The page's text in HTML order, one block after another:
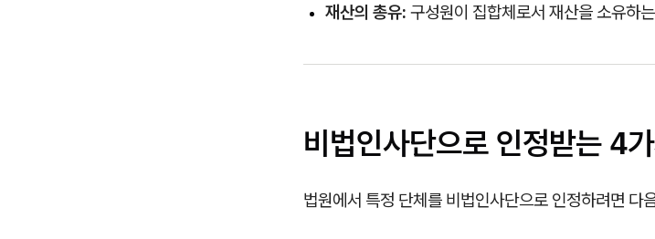
재산의 총유: 구성원이 집합체로서 재산을 소유하는
비법인사단으로 인정받는 4
법원에서 특정 단체를 비법인사단으로 인정하려면 다